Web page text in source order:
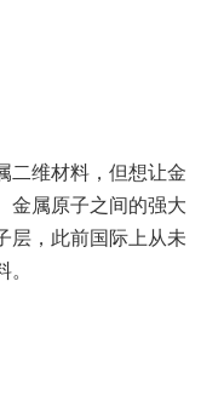
二维材料，但想让金
金属原子之间的强大
层，此前国际上从未